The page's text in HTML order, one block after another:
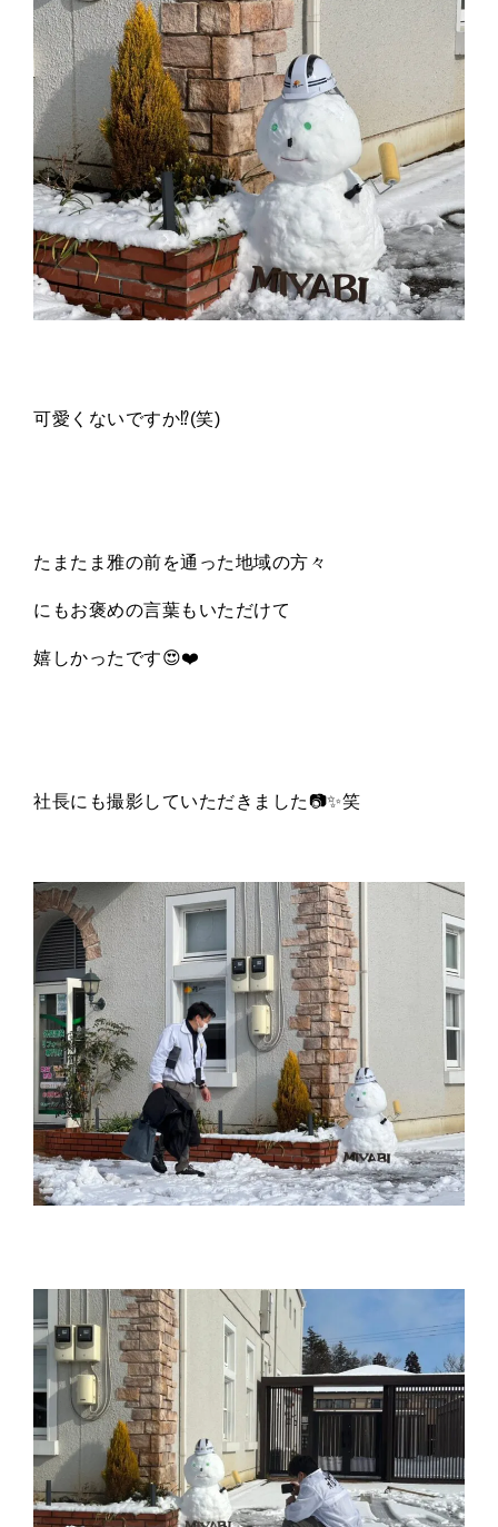
可愛くないですか⁉️(笑)
たまたま雅の前を通った地域の方々
にもお褒めの言葉もいただけて
嬉しかったです😍❤️
社長にも撮影していただきました📷✨笑